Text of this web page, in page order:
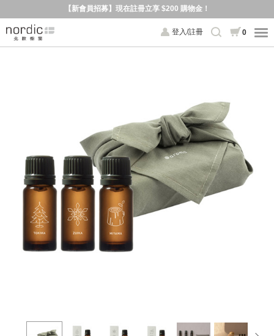
【新會員招募】現在註冊立享 $200 購物金！
登入/註冊 0